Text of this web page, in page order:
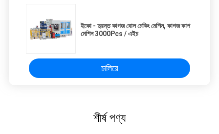
ইকো - দুরন্ত কাগজ বোল মেকিং মেশিন, কাগজ কাপ
মেশিন 3000Pcs / এইচ
চালিয়ে
শীর্ষ পণ্য